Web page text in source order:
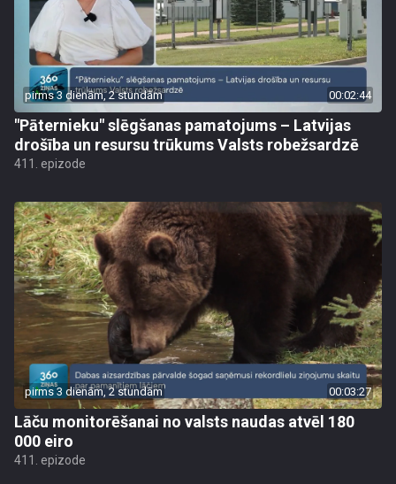
pirms 3 dienām, 2 stundām 00:02:44
"Pāternieku" slēgšanas pamatojums – Latvijas
drošība un resursu trūkums Valsts robežsardzē
411. epizode
pirms 3 dienām, 2 stundām 00:03:27
Lāču monitorēšanai no valsts naudas atvēl 180
000 eiro
411. epizode